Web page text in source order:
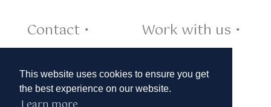
This website uses cookies to ensure you get
the best experience on our website.
Contact •
Work with us •
Cookies •